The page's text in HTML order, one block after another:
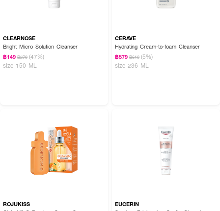
CLEARNOSE
Bright Micro Solution Cleanser
฿149 ฿279 (47%)
size 150 ML
CERAVE
Hydrating Cream-to-foam Cleanser
฿579 ฿610 (5%)
size 236 ML
ROJUKISS
EUCERIN